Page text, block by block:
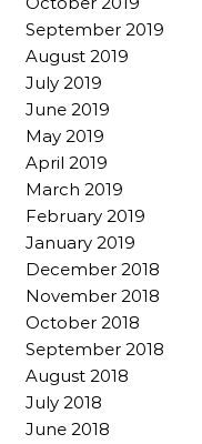
September 2019
August 2019
July 2019
June 2019
May 2019
April 2019
March 2019
February 2019
January 2019
December 2018
November 2018
October 2018
September 2018
August 2018
July 2018
June 2018